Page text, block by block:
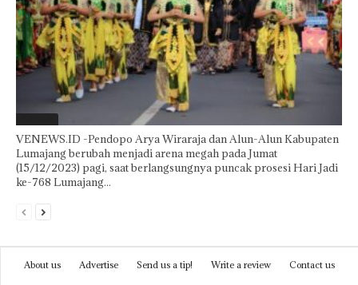
VENEWS.ID -Pendopo Arya Wiraraja dan Alun-Alun Kabupaten
Lumajang berubah menjadi arena megah pada Jumat
(15/12/2023) pagi, saat berlangsungnya puncak prosesi Hari Jadi
ke-768 Lumajang...
About us Advertise Send us a tip! Write a review
Contact us